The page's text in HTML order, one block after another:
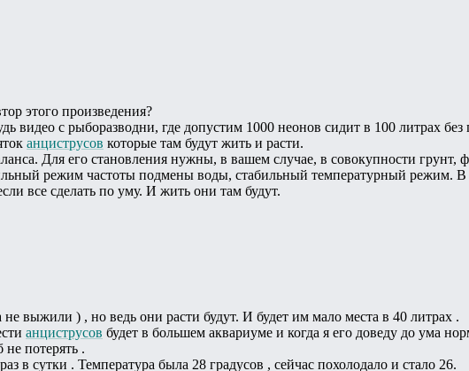
этого произведения?
видео с рыборазводни, где допустим 1000 неонов сидит в 100 литрах
анциструсов которые там будут жить и расти.
Для его становления нужны, в вашем случае, в совокупности грунт,
режим частоты подмены воды, стабильный температурный режим. В
все сделать по уму. И жить они там будут.
выжили ) , но ведь они расти будут. И будет им мало места в 40 литрах .
анциструсов будет в большем аквариуме и когда я его доведу до ума
потерять .
в сутки . Температура была 28 градусов , сейчас похолодало и стало 26.